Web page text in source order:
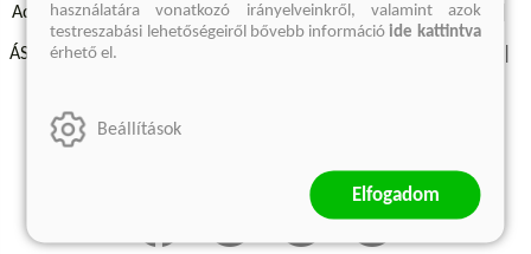
Adatvédelmi szabályzatok Elállási felmondási nyilatkozat
ÁSZF - Vásárlási feltételek
Szállítási információk
használatára vonatkozó irányelveinkről, valamint azok
testreszabási lehetőségeiről bővebb információide kattintva
érhető el.
Beállítások
Elfogadom